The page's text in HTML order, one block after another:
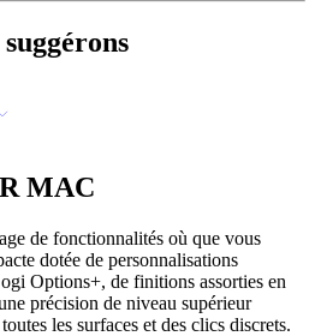
MAC
de fonctionnalités où que vous
dotée de personnalisations
Options+, de finitions assorties en
précision de niveau supérieur
les surfaces et des clics discrets.